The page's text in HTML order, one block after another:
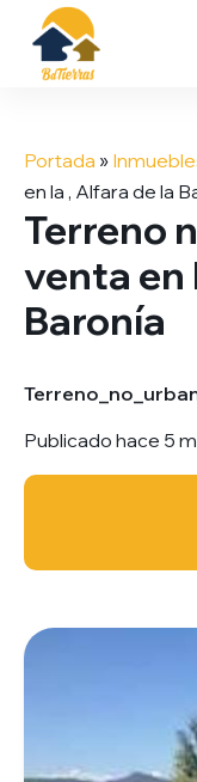
contenido
Portada »
en la , Alfara de la
Terreno
venta en
Baronía
Publicado hace 5